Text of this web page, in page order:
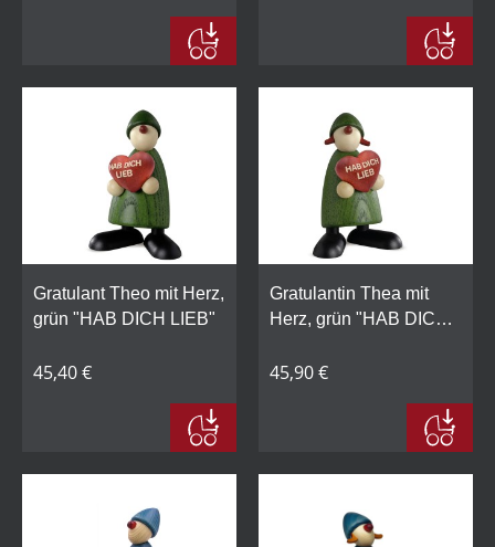
Gratulant Theo mit Herz,
grün "HAB DICH LIEB"
45,40 €
Gratulantin Thea mit
Herz, grün "HAB DICH
45,90 €